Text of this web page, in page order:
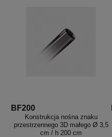
BF200
Konstrukcja nośna znaku
przestrzennego 3D małego Ø 3,5
cm / h 200 cm